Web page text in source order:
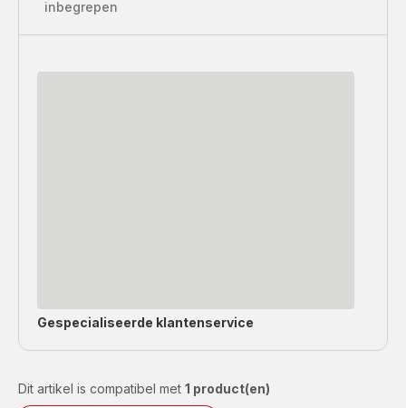
inbegrepen
Gespecialiseerde klantenservice
Dit artikel is compatibel met 1 product(en)